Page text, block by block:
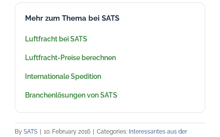
Mehr zum Thema bei SATS
Luftfracht bei SATS
Luftfracht-Preise berechnen
Internationale Spedition
Branchenlösungen von SATS
By SATS | 10. February 2016 | Categories: Interessantes aus der